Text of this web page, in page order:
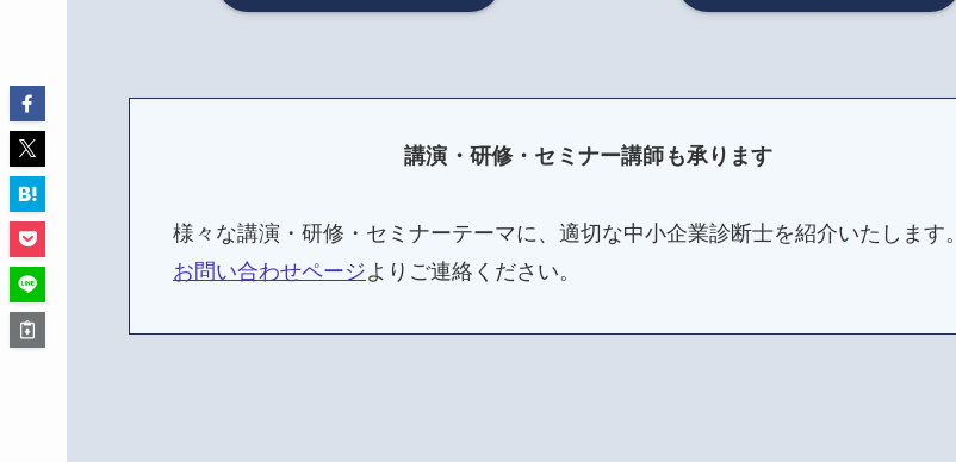
講演・研修・セミナー講師も承ります
様々な講演・研修・セミナーテーマに、適切な中小企業診断士を紹介いたします。
お問い合わせページよりご連絡ください。